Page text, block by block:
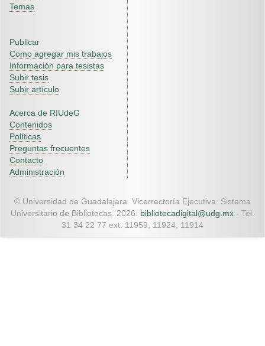
Temas
Publicar
Como agregar mis trabajos
Información para tesistas
Subir tesis
Subir artículo
Acerca de RIUdeG
Contenidos
Políticas
Preguntas frecuentes
Contacto
Administración
© Universidad de Guadalajara. Vicerrectoría Ejecutiva. Sistema
Universitario de Bibliotecas. 2026. bibliotecadigital@udg.mx - Tel.
31 34 22 77 ext. 11959, 11924, 11914